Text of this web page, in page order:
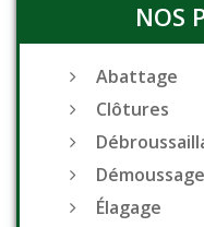
NOS
Abattage
Clôtures
Démoussage
Élagage